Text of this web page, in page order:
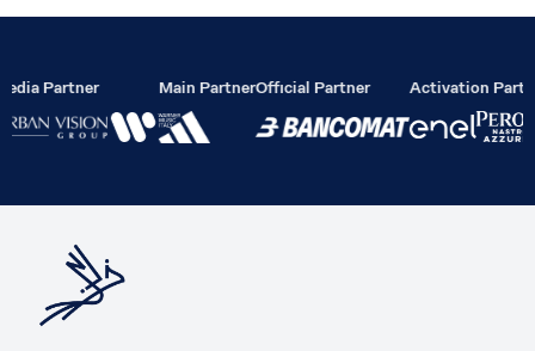
Partner Main PartnerOfficial Partner Activation